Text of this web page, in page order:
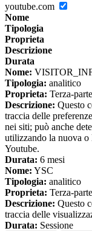
youtube.com
Nome
Tipologia
Proprieta
Descrizione
Durata
Nome:
Tipologia: analitico
Proprieta: Terza-parte
Descrizione: Questo
traccia delle
nei siti; può anche
utilizzando la nuova o
Youtube.
Durata: 6 mesi
Nome: YSC
Tipologia: analitico
Proprieta: Terza-parte
Descrizione: Questo
traccia delle
Durata: Sessione